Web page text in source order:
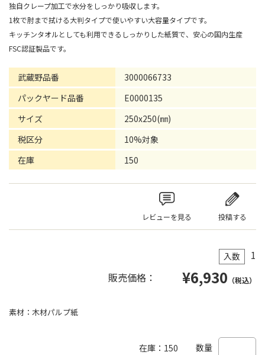
独自クレープ加工で水分をしっかり吸収します。
1枚で肘まで拭ける大判タイプで使いやすい大容量タイプです。
キッチンタオルとしても利用できるしっかりした紙質で、安心の国内生産
FSC認証製品です。
武蔵野品番
3000066733
パックヤード品番
E0000135
サイズ
250x250(㎜)
税区分
10%対象
在庫
150
レビューを見る 投稿する
入数
1
販売価格：
¥6,930 （税込）
素材：木材パルプ紙
在庫：150 数量